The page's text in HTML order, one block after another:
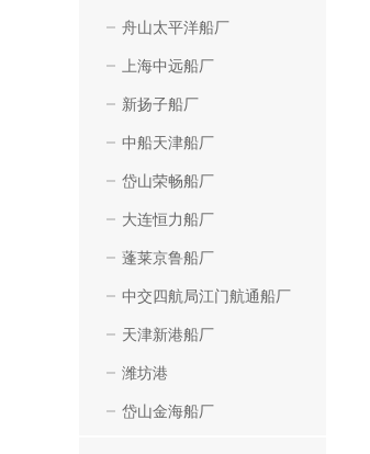
舟山太平洋船厂
上海中远船厂
新扬子船厂
中船天津船厂
岱山荣畅船厂
大连恒力船厂
蓬莱京鲁船厂
中交四航局江门航通船厂
天津新港船厂
潍坊港
岱山金海船厂